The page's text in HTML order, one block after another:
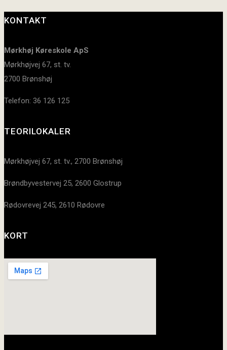
KONTAKT
Mørkhøj Køreskole ApS
Mørkhøjvej 67, st. tv.
2700 Brønshøj
Telefon: 36 126 125
TEORILOKALER
Mørkhøjvej 67, st. tv., 2700 Brønshøj
Brøndbyvestervej 25, 2600 Glostrup
Rødovrevej 245, 2610 Rødovre
KORT